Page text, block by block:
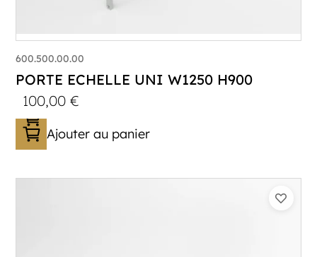
600.500.00.00
PORTE ECHELLE UNI W1250 H900
100,00€
Ajouter au panier